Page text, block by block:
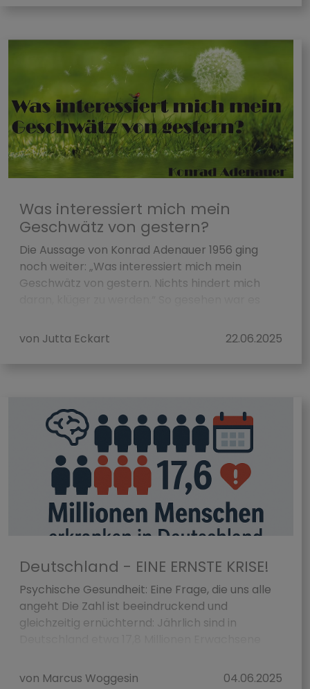
Was interessiert mich mein
Geschwätz von gestern?
Die Aussage von Konrad Adenauer 1956 ging
noch weiter: „Was interessiert mich mein
Geschwätz von gestern. Nichts hindert mich
von Jutta Eckart
22.06.2025
Deutschland - EINE ERNSTE KRISE!
Psychische Gesundheit: Eine Frage, die uns alle
angeht Die Zahl ist beeindruckend und
gleichzeitig ernüchternd: Jährlich sind in
von Marcus Woggesin
04.06.2025